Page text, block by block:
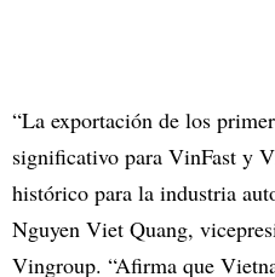
“La exportación de los
significativo para VinFast y
histórico para la industria
Nguyen Viet Quang,
Vingroup. “Afirma que